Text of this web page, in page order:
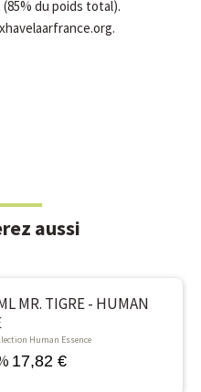
du poids total).
aussi
MR. TIGRE - HUMAN
Human Essence
17,82 €